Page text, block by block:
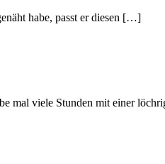
habe, passt er diesen […]
viele Stunden mit einer